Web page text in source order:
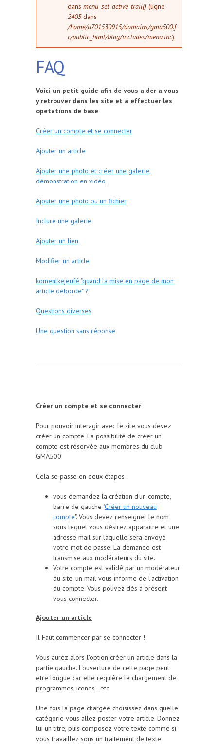
dans menu_set_active_trail() (ligne
2405dans
/home/u701530915/domains/gma500.f
r/public_html/blog/includes/menu.inc).
FAQ
Voici un petit guide afin de vous aider a vous
y retrouver dans les site et a effectuer les
opétations de base
Créer un compte et se connecter
Ajouter un article
Ajouter une photo et créer une galerie,
démonstration en vidéo
Ajouter une photo ou un fichier
Inclure une galerie
Ajouter un lien
Modifier un article
komentkejeufé "quand la mise en page de mon
article déborde" ?
Questions diverses
Une question sans réponse
Créer un compte et se connecter
Pour pouvoir interagir avec le site vous devez
créer un compte. La possibilité de créer un
compte est réservée aux membres du club
GMA500.
Cela se passe en deux étapes :
vous demandez la création d'un compte,
barre de gauche "Créer un nouveau
compte". Vous devez renseigner le nom
sous lequel vous désirez apparaitre et une
adresse mail sur laquelle sera envoyé
votre mot de passe. La demande est
transmise aux modérateurs du site.
Votre compte est validé par un modérateur
du site, un mail vous informe de l'activation
du compte. Vous pouvez dès à présent
vous connecter.
Ajouter un article
Il Faut commencer par se connecter !
Vous aurez alors l'option créer un article dans la
partie gauche. L'ouverture de cette page peut
etre longue car elle requière le chargement de
programmes, icones...etc
Une fois la page chargée choisissez dans quelle
catégorie vous allez poster votre article. Donnez
lui un titre, puis composez votre texte comme si
vous travaillez sous un traitement de texte.